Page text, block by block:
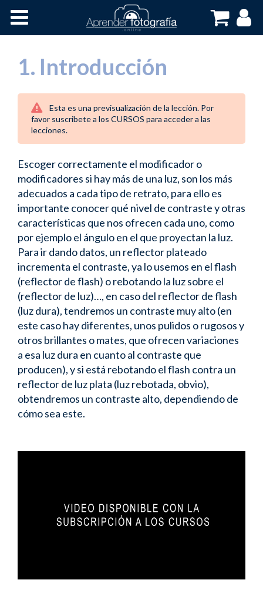
1. Introducción
Esta es una previsualización de la lección. Por
favor suscribete a los CURSOS para acceder a las
lecciones.
Escoger correctamente el modificador o
modificadores si hay más de una luz, son los más
adecuados a cada tipo de retrato, para ello es
importante conocer qué nivel de contraste y otras
características que nos ofrecen cada uno, como
por ejemplo el ángulo en el que proyectan la luz.
Para ir dando datos, un reflector plateado
incrementa el contraste, ya lo usemos en el flash
(reflector de flash) o rebotando la luz sobre el
(reflector de luz)…, en caso del reflector de flash
(luz dura), tendremos un contraste muy alto (en
este caso hay diferentes, unos pulidos o rugosos y
otros brillantes o mates, que ofrecen variaciones
a esa luz dura en cuanto al contraste que
producen), y si está rebotando el flash contra un
reflector de luz plata (luz rebotada, obvio),
obtendremos un contraste alto, dependiendo de
cómo sea este.